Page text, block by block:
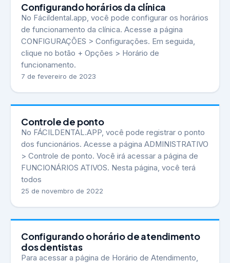
Configurando horários da clínica
No Fácildental.app, você pode configurar os horários
de funcionamento da clínica. Acesse a página
CONFIGURAÇÕES > Configurações. Em seguida,
clique no botão + Opções > Horário de
funcionamento.
7 de fevereiro de 2023
Controle de ponto
No FÁCILDENTAL.APP, você pode registrar o ponto
dos funcionários. Acesse a página ADMINISTRATIVO
> Controle de ponto. Você irá acessar a página de
FUNCIONÁRIOS ATIVOS. Nesta página, você terá
todos
25 de novembro de 2022
Configurando o horário de atendimento
dos dentistas
Para acessar a página de Horário de Atendimento,